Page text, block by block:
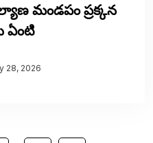
మండపం ప్రక్కన
ఏంటి
28, 2026